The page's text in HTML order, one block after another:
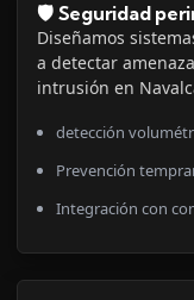
🛡️ Seguridad
Diseñamos
a detectar
intrusión en
detección
Prevención
Integración con